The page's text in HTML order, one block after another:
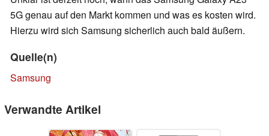
5G genau auf den Markt kommen und was es kosten wird.
Hierzu wird sich Samsung sicherlich auch bald äußern.
Quelle(n)
Samsung
Verwandte Artikel